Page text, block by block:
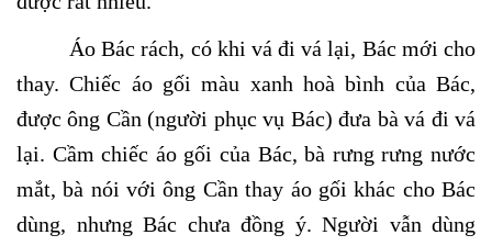
Áo Bác rách, có khi vá đi vá lại, Bác mới cho
thay. Chiếc áo gối màu xanh hoà bình của Bác,
được ông Cần (người phục vụ Bác) đưa bà vá đi vá
lại. Cầm chiếc áo gối của Bác, bà rưng rưng nước
mắt, bà nói với ông Cần thay áo gối khác cho Bác
dùng, nhưng Bác chưa đồng ý. Người vẫn dùng